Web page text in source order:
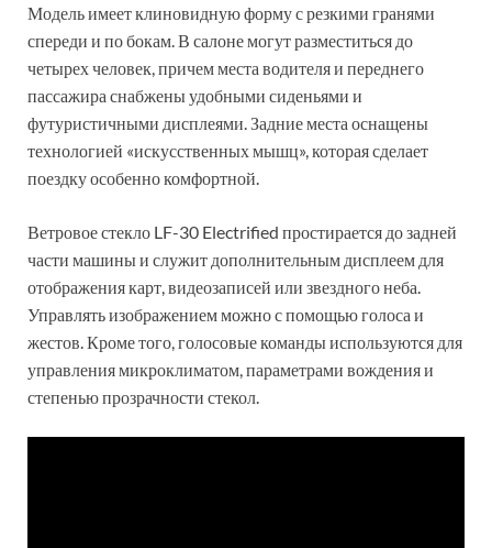
Модель имеет клиновидную форму с резкими гранями
спереди и по бокам. В салоне могут разместиться до
четырех человек, причем места водителя и переднего
пассажира снабжены удобными сиденьями и
футуристичными дисплеями. Задние места оснащены
технологией «искусственных мышц», которая сделает
поездку особенно комфортной.
Ветровое стекло LF-30 Electrified простирается до задней
части машины и служит дополнительным дисплеем для
отображения карт, видеозаписей или звездного неба.
Управлять изображением можно с помощью голоса и
жестов. Кроме того, голосовые команды используются для
управления микроклиматом, параметрами вождения и
степенью прозрачности стекол.